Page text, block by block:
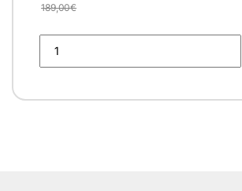
189,00€